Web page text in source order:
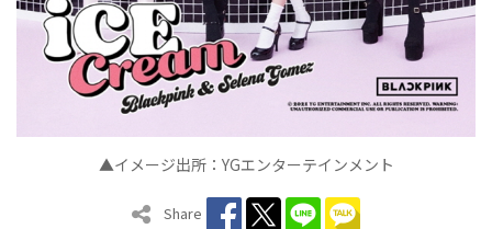
▲イメージ出所：YGエンターテインメント
Share